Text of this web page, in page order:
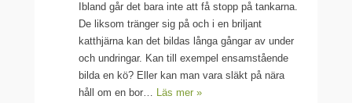
Ibland går det bara inte att få stopp på tankarna.
De liksom tränger sig på och i en briljant
katthjärna kan det bildas långa gångar av under
och undringar. Kan till exempel ensamstående
bilda en kö? Eller kan man vara släkt på nära
håll om en bor… Läs mer »